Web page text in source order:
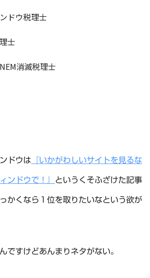
ドウ税理士
士
消滅税理士
ドウは 『いかがわしいサイトを見るな
ンドウで！』 というくそふざけた記事
かくなら１位を取りたいなという欲が
ですけどあんまりネタがない。